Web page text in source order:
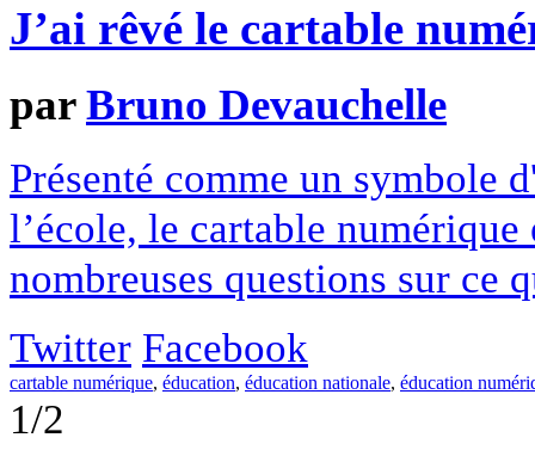
J’ai rêvé le cartable
parBruno Devauchelle
Présenté comme un symbole
l’école, le cartable
nombreuses questions sur ce
Twitter Facebook
cartable numérique, éducation, éducation nationale, éducation
1/2